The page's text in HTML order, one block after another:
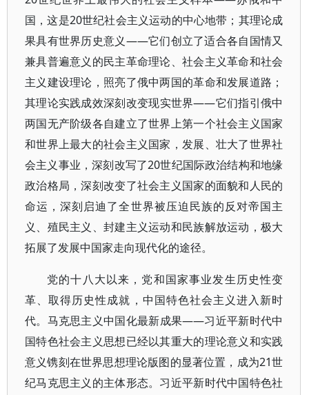
国，这是20世纪社会主义运动的中心地带；其理论成
果具有世界历史意义——它们创立了适合各自国情又
兼具普遍意义的民主革命理论、社会主义革命和社会
主义建设理论，照亮了俄中两国的革命和发展道路；
其理论实践成效深刻改变现实世界——它们指引俄中
两国无产阶级各自建立了世界上第一个社会主义国家
和世界上最大的社会主义国家，发展、壮大了世界社
会主义事业，深刻改写了20世纪国际政治结构和地缘
政治格局，深刻改变了社会主义国家的面貌和人民的
命运，深刻启迪了全世界被压迫民族的反对帝国主
义、殖民主义、封建主义运动和民族解放运动，极大
拓展了发展中国家走向现代化的途径。
党的十八大以来，党和国家事业发生历史性变
革、取得历史性成就，中国特色社会主义进入新时
代。马克思主义中国化最新成果——习近平新时代中
国特色社会主义思想已经以其重大的理论意义和实践
意义镌刻在世界思想理论版图的显著位置，成为21世
纪马克思主义的主体形态。习近平新时代中国特色社